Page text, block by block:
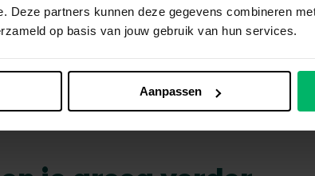
Deze partners kunnen deze gegevens combineren
op basis van jouw gebruik van hun services.
Aanpassen